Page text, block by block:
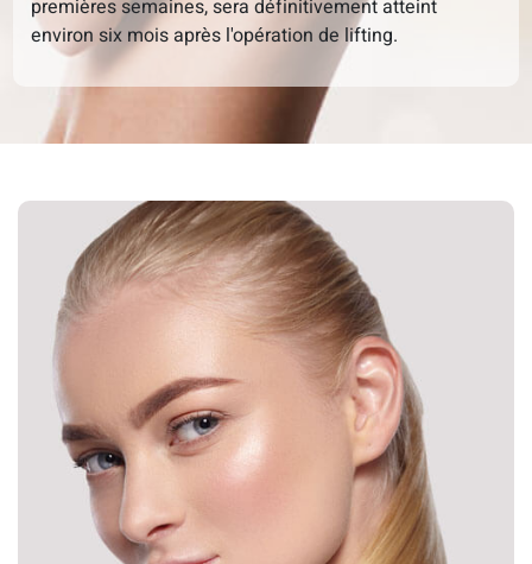
premières semaines, sera définitivement atteint
environ six mois après l'opération de lifting.